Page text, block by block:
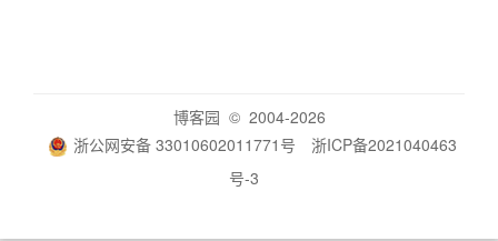
博客园 © 2004-2026
浙公网安备 33010602011771号
浙ICP备2021040463
号-3